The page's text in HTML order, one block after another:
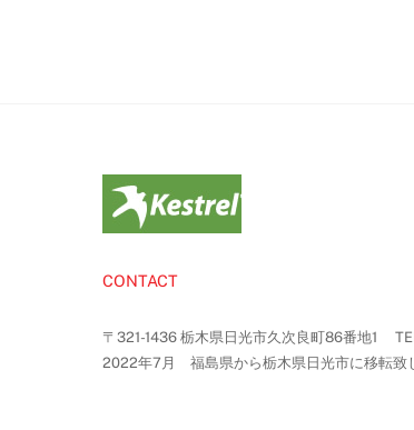
CONTACT
〒321-1436 栃木県日光市久次良町86番地1
2022年7月 福島県から栃木県日光市に移転致